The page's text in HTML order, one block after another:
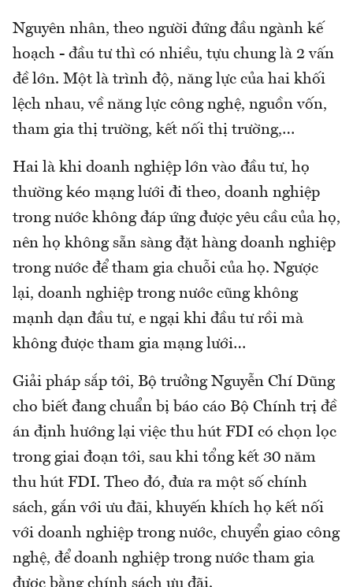
Nguyên nhân, theo người đứng đầu ngành kế
hoạch - đầu tư thì có nhiều, tựu chung là 2 vấn
đề lớn. Một là trình độ, năng lực của hai khối
lệch nhau, về năng lực công nghệ, nguồn vốn,
tham gia thị trường, kết nối thị trường,…
Hai là khi doanh nghiệp lớn vào đầu tư, họ
thường kéo mạng lưới đi theo, doanh nghiệp
trong nước không đáp ứng được yêu cầu của họ,
nên họ không sẵn sàng đặt hàng doanh nghiệp
trong nước để tham gia chuỗi của họ. Ngược
lại, doanh nghiệp trong nước cũng không
mạnh dạn đầu tư, e ngại khi đầu tư rồi mà
không được tham gia mạng lưới…
Giải pháp sắp tới, Bộ trưởng Nguyễn Chí Dũng
cho biết đang chuẩn bị báo cáo Bộ Chính trị đề
án định hướng lại việc thu hút FDI có chọn lọc
trong giai đoạn tới, sau khi tổng kết 30 năm
thu hút FDI. Theo đó, đưa ra một số chính
sách, gắn với ưu đãi, khuyến khích họ kết nối
với doanh nghiệp trong nước, chuyển giao công
nghệ, để doanh nghiệp trong nước tham gia
được bằng chính sách ưu đãi.